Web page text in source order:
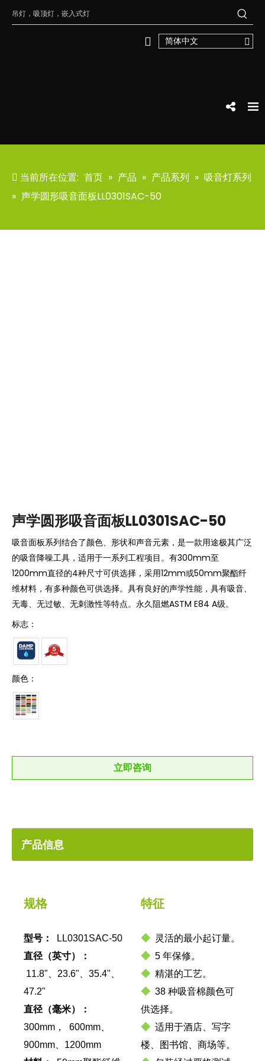
简体中文
当前所在位置: 首页 » 产品 » 产品系列 » 吸音灯系列
» 声学圆形吸音面板LL0301SAC-50
声学圆形吸音面板LL0301SAC-50
吸音面板系列结合了颜色、形状和声音元素，是一款用途极其广泛
的吸音降噪工具，适用于一系列工程项目。有300mm至
1200mm直径的4种尺寸可供选择，采用12mm或50mm聚酯纤
维材料，有多种颜色可供选择。具有良好的声学性能，具有吸音、
无毒、无过敏、无刺激性等特点。永久阻燃ASTM E84 A级。
标志：
颜色：
立即咨询
产品信息
规格
型号：
LL0301SAC-50
直径（英寸）：
11.8"、23.6"、35.4"、
47.2"
直径（毫米）：
300mm， 600mm、
900mm、1200mm
特征
◆灵活的最小起订量。
◆5 年保修。
◆精湛的工艺。
◆38 种吸音棉颜色可
供选择。
◆适用于酒店、写字
楼、图书馆、商场等。